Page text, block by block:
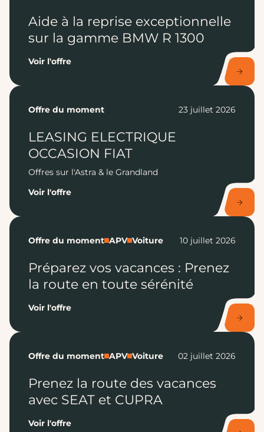
Aide à la reprise exceptionnelle
sur la gamme BMW R 1300
Voir l'offre
Offre du moment 23 juillet 2026
LEASING ELECTRIQUE
OCCASION FIAT
Offres sur l'Astra & le Grandland
Voir l'offre
Offre du moment APV Voiture 10 juillet 2026
Préparez vos vacances : Prenez
la route en toute sérénité
Voir l'offre
Offre du moment APV Voiture 02 juillet 2026
Prenez la route des vacances
avec SEAT et CUPRA
Voir l'offre